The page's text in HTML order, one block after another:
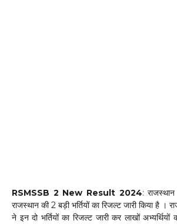
RSMSSB 2 New Result 2024:
राजस्थान की 2 बड़ी भर्तियों का रिजल्ट जारी किया है ।
ने इन दो भर्तियों का रिजल्ट जारी कर लाखों